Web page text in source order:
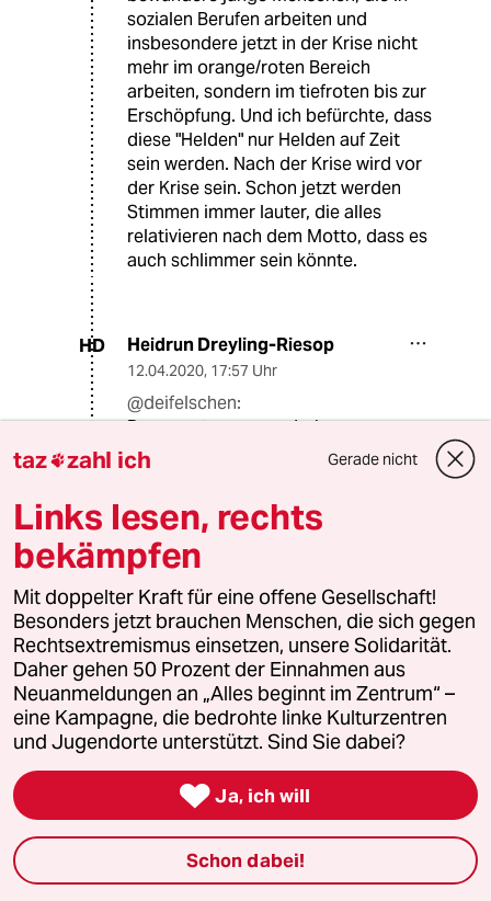
sozialen Berufen arbeiten und
insbesondere jetzt in der Krise nicht
mehr im orange/roten Bereich
arbeiten, sondern im tiefroten bis zur
Erschöpfung. Und ich befürchte, dass
diese "Helden" nur Helden auf Zeit
sein werden. Nach der Krise wird vor
der Krise sein. Schon jetzt werden
Stimmen immer lauter, die alles
relativieren nach dem Motto, dass es
auch schlimmer sein könnte.
HD Heidrun Dreyling-Riesop
12.04.2020, 17:57 Uhr
@deifelschen:
Das passt ganz wunderbar zur
derzeitigen Situation der
Auszubildenden in der Pflege. Es ist
natürlich selbstverständlich, dass sie
in dieser Krise voll mitarbeiten. Und
auch schon vor Corona funktionierte
so manche Station im Krankenhaus
oder Altersheim nur, weil genug
Schüler arbeiteten. Anleitung?
Lächerlich - sie haben in erster Linie
zu arbeiten und zu funktionieren. Die
Erfahrungen, die Pflegekräfte in der
Ausbildung machen, reicht für viele,
gleich nach Beendigung umzusatteln.
Im Moment steht es allerdings in den
Sternen, wann, ob und wie sie ihre
Ausbildung abschließen können. Es
gibt dazu von Politik und
Verantwortlichen keine Aussage.
Reguläre praktische Prüfungen
taz zahl ich Gerade nicht
Links lesen, rechts
bekämpfen
Mit doppelter Kraft für eine offene Gesellschaft!
Besonders jetzt brauchen Menschen, die sich gegen
Rechtsextremismus einsetzen, unsere Solidarität.
Daher gehen 50 Prozent der Einnahmen aus
Neuanmeldungen an „Alles beginnt im Zentrum“ –
eine Kampagne, die bedrohte linke Kulturzentren
und Jugendorte unterstützt. Sind Sie dabei?
 Ja, ich will
Schon dabei!